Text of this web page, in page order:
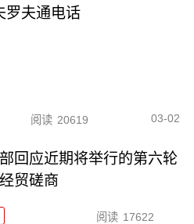
罗夫通电话
阅读 20619 03-02
回应近期将举行的第六轮
贸磋商
阅读 17622